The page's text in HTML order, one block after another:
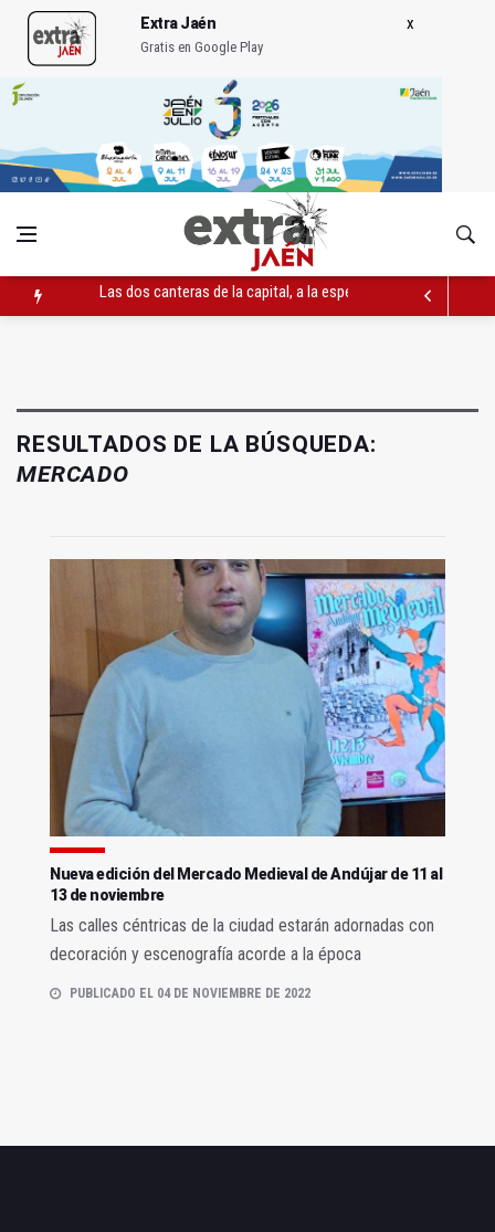
Extra Jaén
Gratis en Google Play
Las dos canteras de la capital, a la espera de que se restaure
La Guardia Civil reforzará la seguridad el 12 de agosto por el
RESULTADOS DE LA BÚSQUEDA:
MERCADO
Nueva edición del Mercado Medieval de Andújar de 11 al
13 de noviembre
Las calles céntricas de la ciudad estarán adornadas con
decoración y escenografía acorde a la época
PUBLICADO EL 04 DE NOVIEMBRE DE 2022